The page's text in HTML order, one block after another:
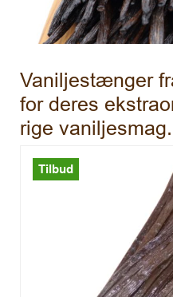
Vaniljestænger
for deres
rige vaniljesmag.
Tilbud